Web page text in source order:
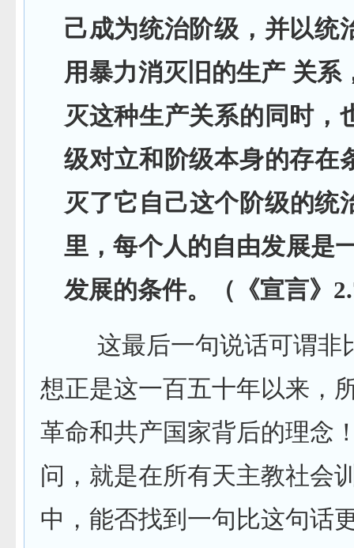
己成为统治阶级，并以统
用暴力消灭旧的生产 关系
灭这种生产关系的同时，
级对立和阶级本身的存在
灭了它自己这个阶级的
里，每个人的自由发展是
发展的条件。（《宣言》
这最后一句说话可谓非
想正是这一百五十年以来，
革命和共产国家背后的理念
问，就是在所有天主教社会
中，能否找到一句比这句话